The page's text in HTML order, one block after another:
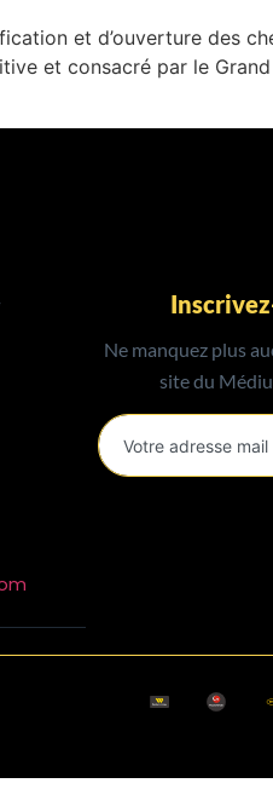
et d’ouverture des
et consacré par le
Ne manquez plus
site du